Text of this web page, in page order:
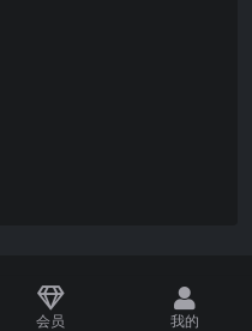
会员 我的